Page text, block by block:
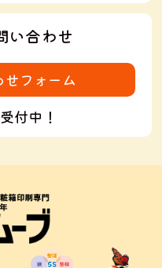
い合わせ
せフォーム
付中！